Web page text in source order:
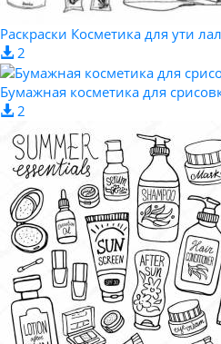
Раскраски Косметика для ути
2
Бумажная косметика для
2